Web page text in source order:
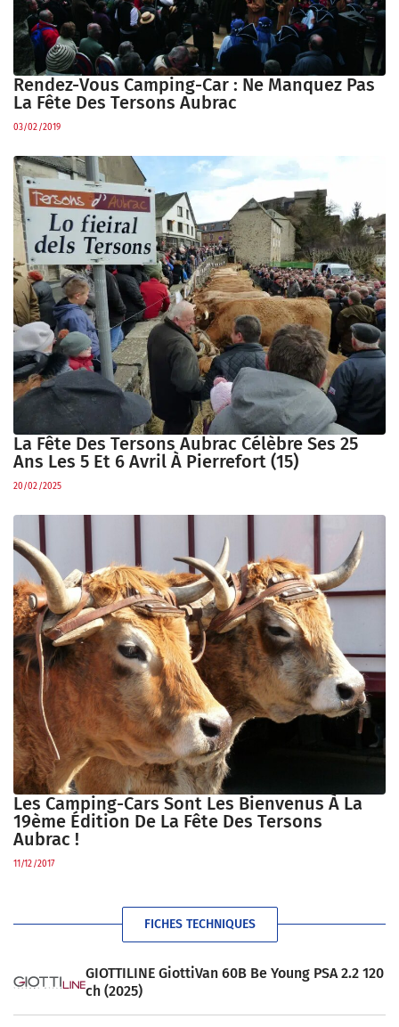
Rendez-Vous Camping-Car : Ne Manquez Pas
La Fête Des Tersons Aubrac
03/02/2019
La Fête Des Tersons Aubrac Célèbre Ses 25
Ans Les 5 Et 6 Avril À Pierrefort (15)
20/02/2025
Les Camping-Cars Sont Les Bienvenus À La
19ème Édition De La Fête Des Tersons
Aubrac !
11/12/2017
FICHES TECHNIQUES
GIOTTILINE GiottiVan 60B Be Young PSA 2.2 120
ch (2025)